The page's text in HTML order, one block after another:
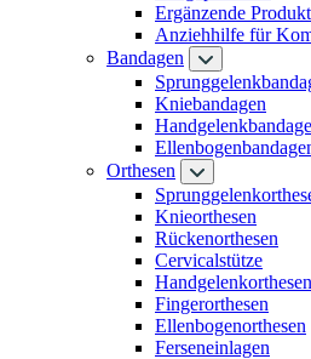
Ergänzende
Anziehhilfe für
Bandagen
Kniebandagen
Orthesen
Knieorthesen
Rückenorthesen
Cervicalstütze
Handgelenkorthesen
Fingerorthesen
Ellenbogenorthesen
Ferseneinlagen